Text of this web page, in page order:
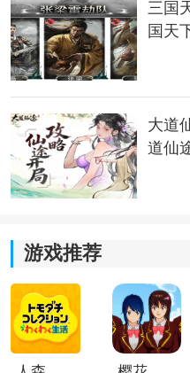
进化方式：
使用【水之石】让【海星
捕捉途径：
海星星可在【野生特区2】
三国
国天
大道
道仙
游戏推荐